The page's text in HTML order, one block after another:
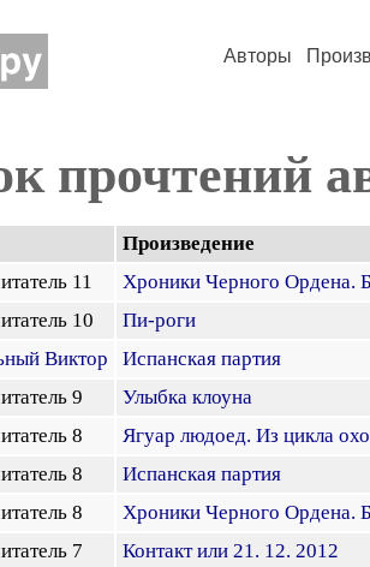
Авторы
прочтений
Произведение
11
Хроники Черного Ордена.
10
Пи-роги
Виктор
Испанская партия
9
Улыбка клоуна
8
Ягуар людоед. Из цикла
8
Испанская партия
8
Хроники Черного Ордена.
7
Контакт или 21. 12. 2012